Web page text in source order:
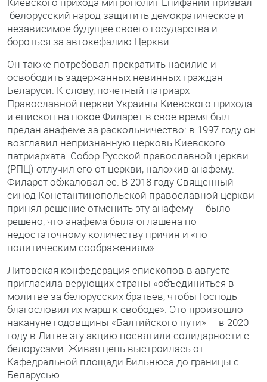
белорусский народ защитить демократическое и
независимое будущее своего государства и
бороться за автокефалию Церкви.
Он также потребовал прекратить насилие и
освободить задержанных невинных граждан
Беларуси. К слову, почётный патриарх
Православной церкви Украины Киевского прихода
и епископ на покое Филарет в свое время был
предан анафеме за раскольничество: в 1997 году он
возглавил непризнанную церковь Киевского
патриархата. Собор Русской православной церкви
(РПЦ) отлучил его от церкви, наложив анафему.
Филарет обжаловал ее. В 2018 году Священный
синод Константинопольской православной церкви
принял решение отменить эту анафему — было
решено, что анафема была оглашена по
недостаточному количеству причин и «по
политическим соображениям».
Литовская конфедерация епископов в августе
пригласила верующих страны «объединиться в
молитве за белорусских братьев, чтобы Господь
благословил их марш к свободе». Это произошло
накануне годовщины «Балтийского пути» — в 2020
году в Литве эту акцию посвятили солидарности с
белорусами. Живая цепь выстроилась от
Кафедральной площади Вильнюса до границы с
Беларусью.